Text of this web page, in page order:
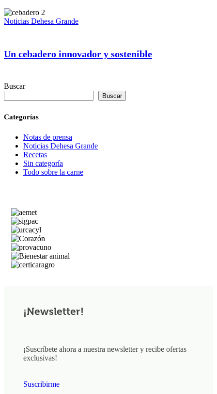
Noticias Dehesa Grande
Un cebadero innovador y sostenible
Buscar
Buscar
Categorías
Notas de prensa
Noticias Dehesa Grande
Recetas
Sin categoría
Todo sobre la carne
¡Newsletter!
¡Suscríbete ahora a nuestra newsletter y recibe ofertas
exclusivas!
Suscribirme